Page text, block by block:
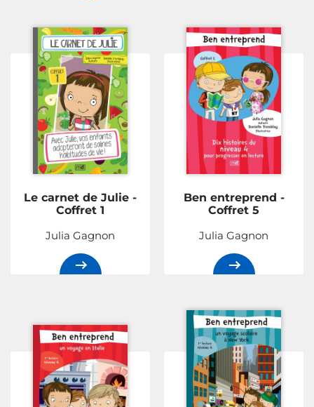
Le carnet de Julie -
Coffret 1
Julia Gagnon
Ben entreprend -
Coffret 5
Julia Gagnon